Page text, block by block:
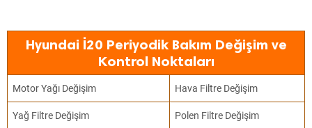
Hyundai İ20 Periyodik Bakım Değişim ve
Kontrol Noktaları
Motor Yağı Değişim Hava Filtre Değişim
Yağ Filtre Değişim Polen Filtre Değişim